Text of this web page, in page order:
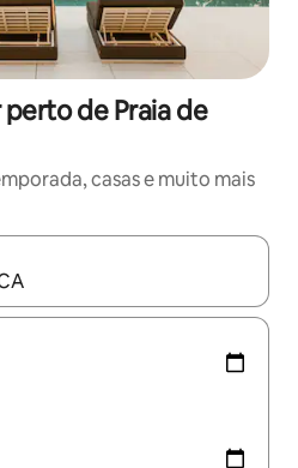
de Praia de
casas e muito mais
disponíveis, explore-os